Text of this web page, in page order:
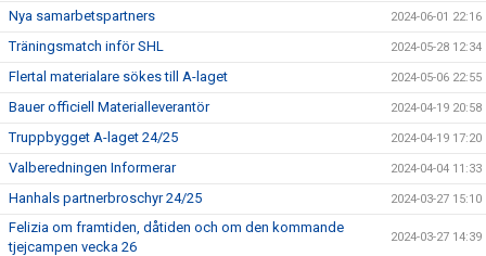
Nya samarbetspartners 2024-06-01 22:16
Träningsmatch inför SHL 2024-05-28 12:34
Flertal materialare sökes till A-laget 2024-05-06 22:55
Bauer officiell Materialleverantör 2024-04-19 20:58
Truppbygget A-laget 24/25 2024-04-19 17:20
Valberedningen Informerar 2024-04-04 11:33
Hanhals partnerbroschyr 24/25 2024-03-27 15:10
Felizia om framtiden, dåtiden och om den kommande
tjejcampen vecka 26
2024-03-27 14:39